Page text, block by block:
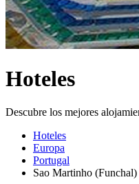
Hoteles
Descubre los mejores
Hoteles
Europa
Portugal
Sao Martinho (Funchal)